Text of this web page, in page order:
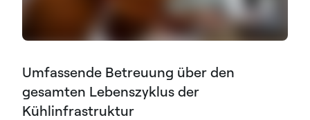
Umfassende Betreuung über den
gesamten Lebenszyklus der
Kühlinfrastruktur